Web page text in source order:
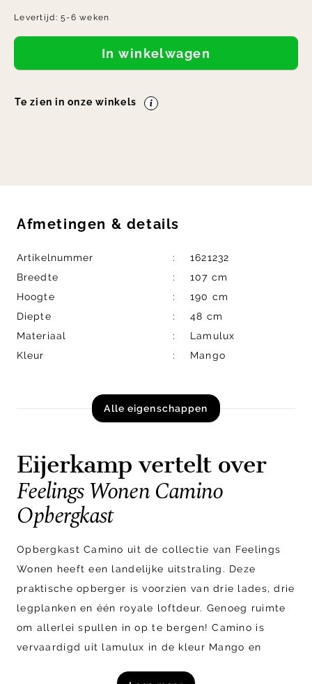
Levertijd:5-6 weken
In winkelwagen
Te zien in onze winkels
Afmetingen & details
Artikelnummer
1621232
Breedte
107 cm
Hoogte
190 cm
Diepte
48 cm
Materiaal
Lamulux
Kleur
Mango
Alle eigenschappen
Eijerkamp vertelt over
Feelings Wonen Camino
Opbergkast
Opbergkast Camino uit de collectie van Feelings
Wonen heeft een landelijke uitstraling. Deze
praktische opberger is voorzien van drie lades, drie
legplanken en één royale loftdeur. Genoeg ruimte
om allerlei spullen in op te bergen! Camino is
vervaardigd uit lamulux in de kleur Mango en